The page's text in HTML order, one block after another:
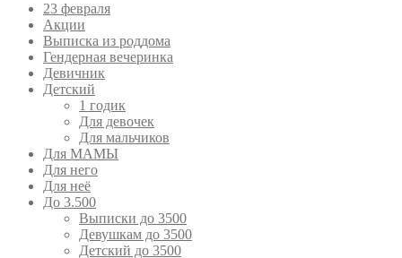
23 февраля
Акции
Выписка из роддома
Гендерная вечеринка
Девичник
Детский
1 годик
Для девочек
Для мальчиков
Для МАМЫ
Для него
Для неё
До 3.500
Выписки до 3500
Девушкам до 3500
Детский до 3500